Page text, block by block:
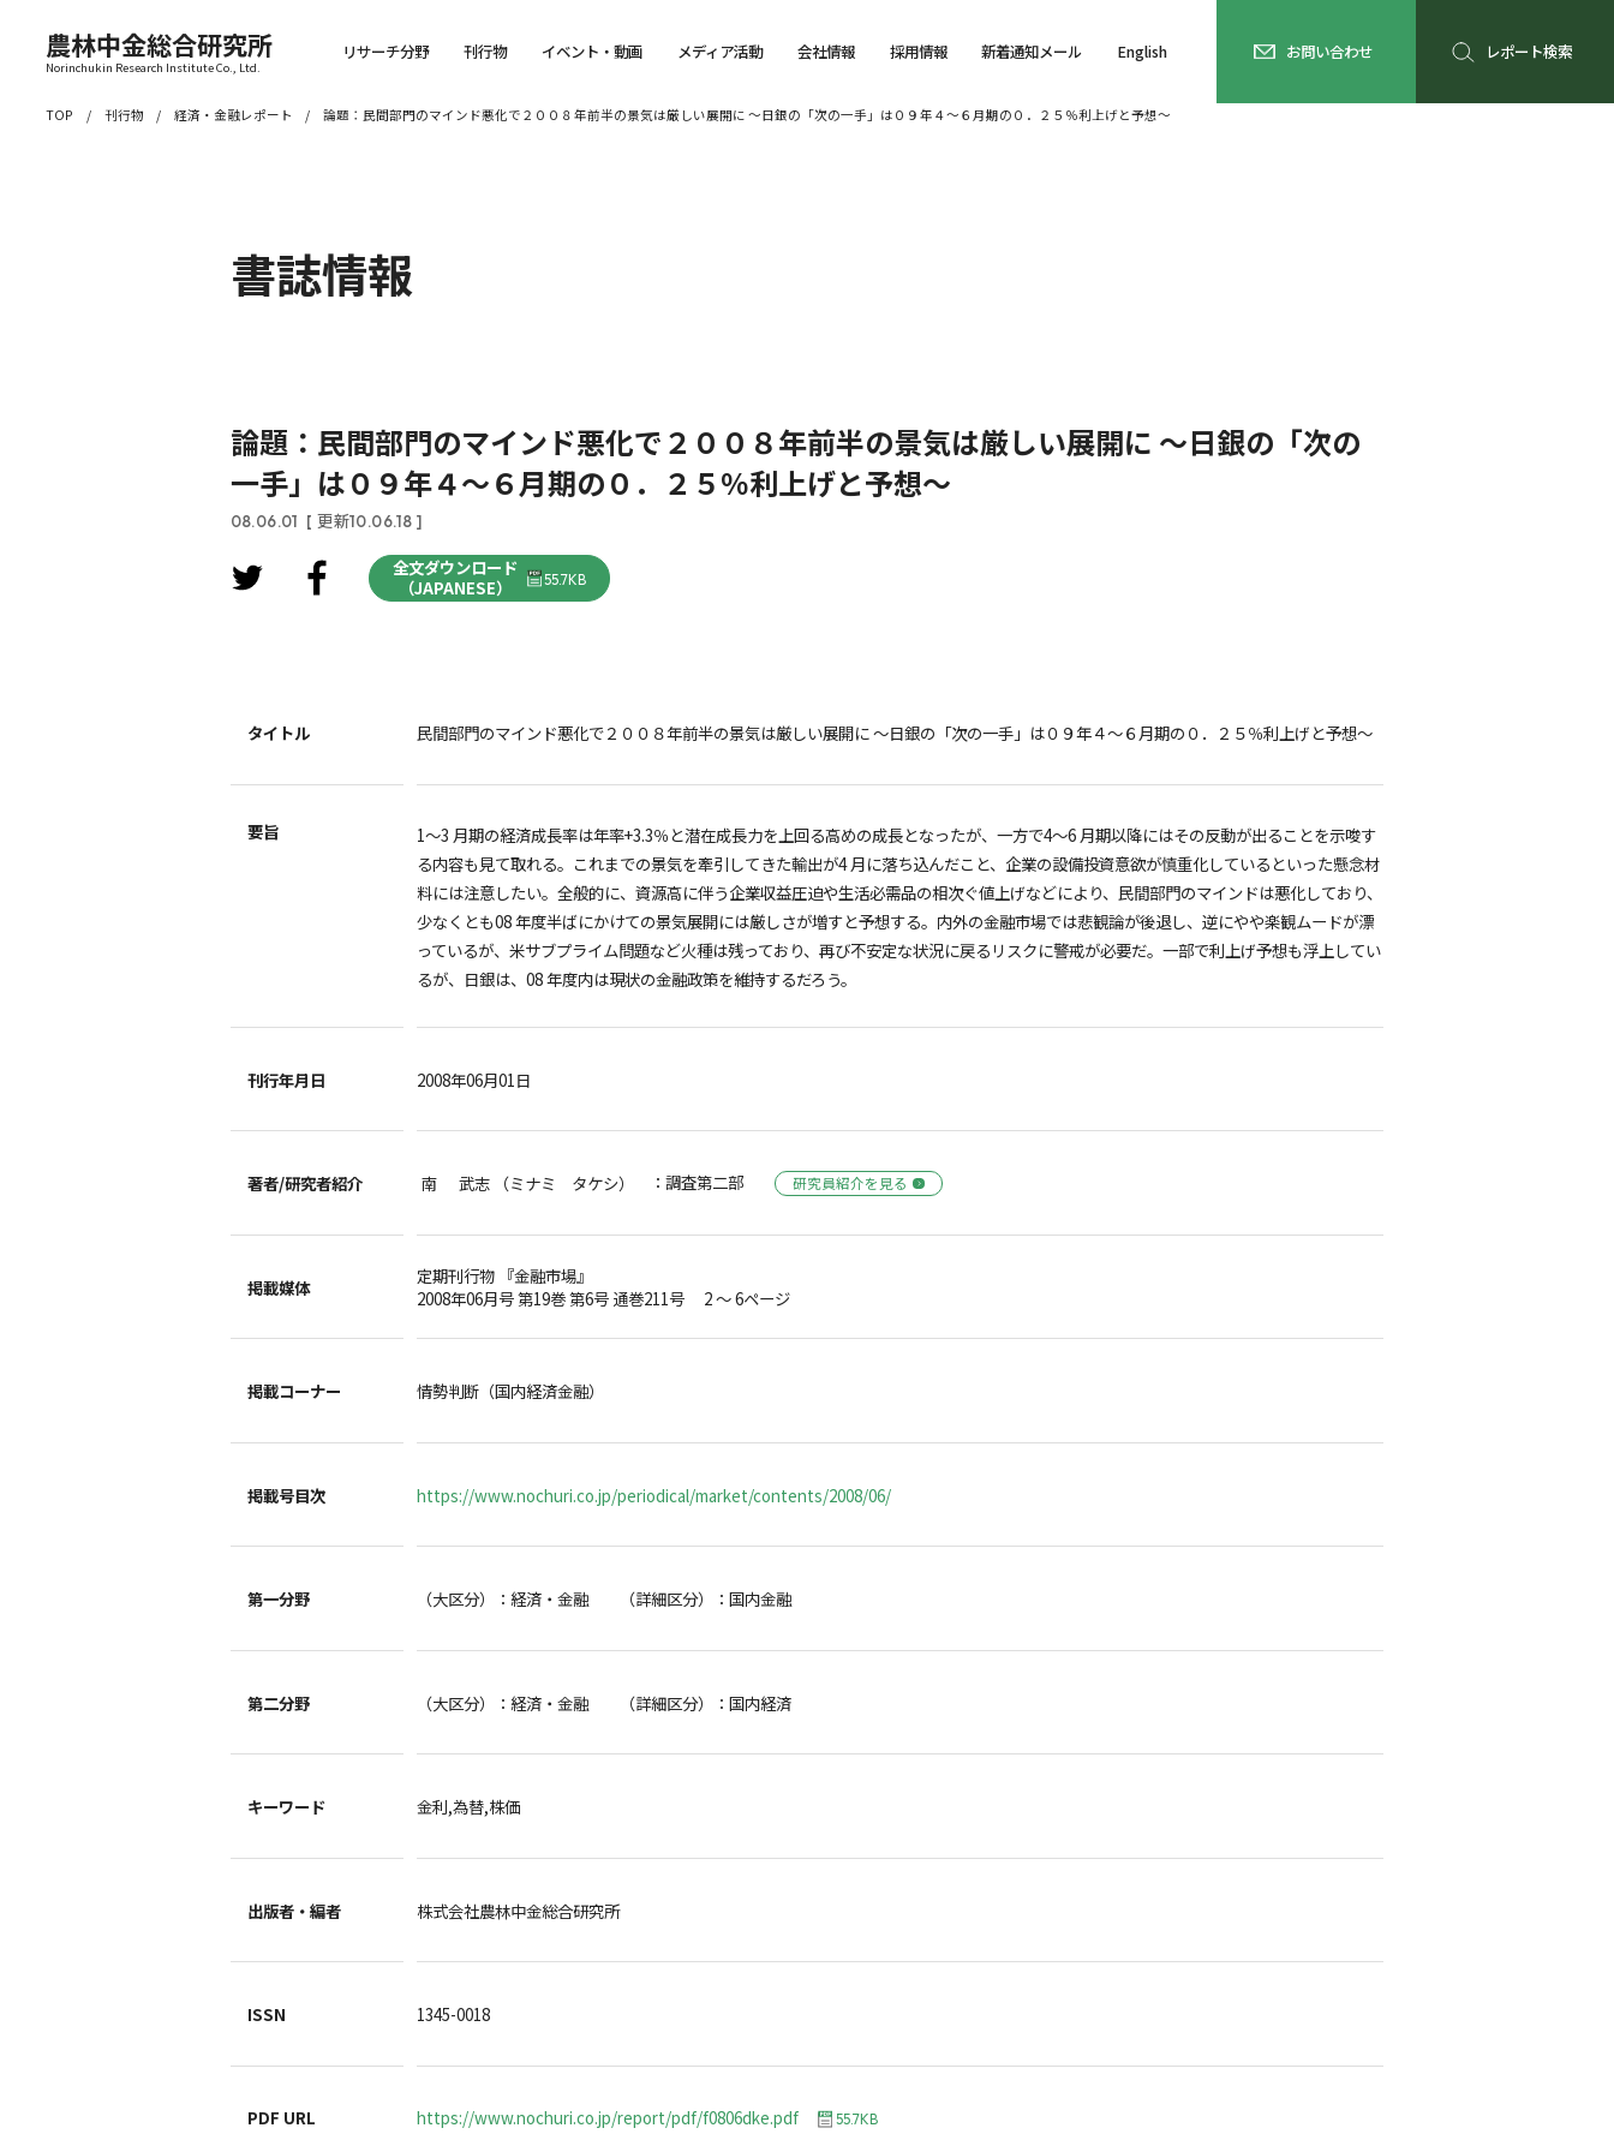
農林中金総合研究所
Norinchukin Research Institute Co., Ltd.
リサーチ分野 刊行物 イベント・動画 メディア活動 会社情報 採用情報 新着通知メール English お問い合わせ レポート検索
TOP 刊行物 経済・金融レポート 論題：民間部門のマインド悪化で２００８年前半の景気は厳しい展開に ～日銀の「次の一手」は０９年４～６月期の０．２５％利上げと予想～
書誌情報
論題：民間部門のマインド悪化で２００８年前半の景気は厳しい展開に ～日銀の「次の
一手」は０９年４～６月期の０．２５％利上げと予想～
08.06.01 [ 更新10.06.18 ]
全文ダウンロード
（JAPANESE）
55.7KB
タイトル 民間部門のマインド悪化で２００８年前半の景気は厳しい展開に ～日銀の「次の一手」は０９年４～６月期の０．２５％利上げと予想～
要旨
1～3 月期の経済成長率は年率+3.3％と潜在成長力を上回る高めの成長となったが、一方で4～6 月期以降にはその反動が出ることを示唆す
る内容も見て取れる。これまでの景気を牽引してきた輸出が4 月に落ち込んだこと、企業の設備投資意欲が慎重化しているといった懸念材
料には注意したい。全般的に、資源高に伴う企業収益圧迫や生活必需品の相次ぐ値上げなどにより、民間部門のマインドは悪化しており、
少なくとも08 年度半ばにかけての景気展開には厳しさが増すと予想する。内外の金融市場では悲観論が後退し、逆にやや楽観ムードが漂
っているが、米サブプライム問題など火種は残っており、再び不安定な状況に戻るリスクに警戒が必要だ。一部で利上げ予想も浮上してい
るが、日銀は、08 年度内は現状の金融政策を維持するだろう。
刊行年月日 2008年06月01日
著者/研究者紹介 南 武志 （ミナミ タケシ） ：調査第二部 研究員紹介を見る
掲載媒体
定期刊行物 『金融市場』
2008年06月号 第19巻 第6号 通巻211号 2 ～ 6ページ
掲載コーナー 情勢判断（国内経済金融）
掲載号目次 https://www.nochuri.co.jp/periodical/market/contents/2008/06/
第一分野 （大区分）：経済・金融 （詳細区分）：国内金融
第二分野 （大区分）：経済・金融 （詳細区分）：国内経済
キーワード 金利,為替,株価
出版者・編者 株式会社農林中金総合研究所
ISSN 1345-0018
PDF URL https://www.nochuri.co.jp/report/pdf/f0806dke.pdf 55.7KB